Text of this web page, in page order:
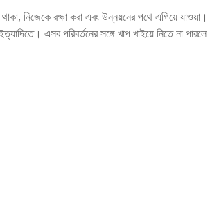
নিজেকে রক্ষা করা এবং উন্নয়নের পথে এগিয়ে যাওয়া।
এসব পরিবর্তনের সঙ্গে খাপ খাইয়ে নিতে না পারলে